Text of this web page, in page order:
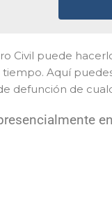
Civil puede
Aquí
defunción de